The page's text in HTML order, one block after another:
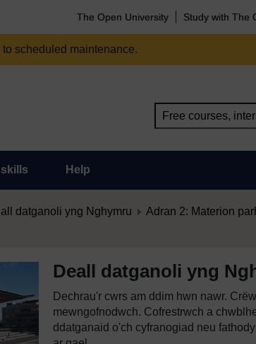
The Open University Study with The
scheduled maintenance.
Help
datganoli yng Nghymru
Adran 2: Materion
Deall datganoli yng
Dechrau'r cwrs am ddim hwn nawr.
mewngofnodwch. Cofrestrwch a
ddatganaid o'ch cyfranogiad neu